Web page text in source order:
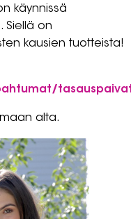
käynnissä
Siellä on
kausien tuotteista!
alta.